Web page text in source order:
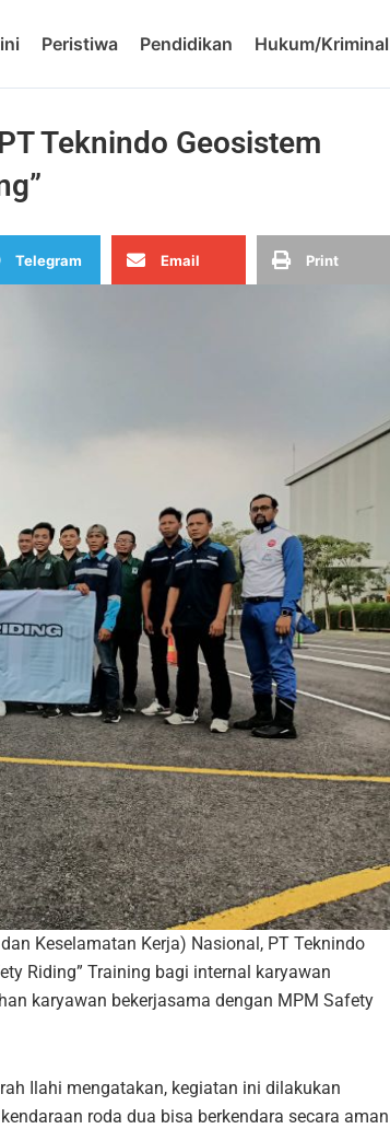
Peristiwa Pendidikan Hukum/Kriminal
Teknindo Geosistem
Telegram Email Print
Keselamatan Kerja) Nasional, PT Teknindo
Riding” Training bagi internal karyawan
karyawan bekerjasama dengan MPM Safety
Ilahi mengatakan, kegiatan ini dilakukan
roda dua bisa berkendara secara aman